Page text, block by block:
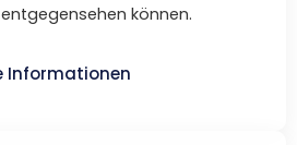
können.
Informationen